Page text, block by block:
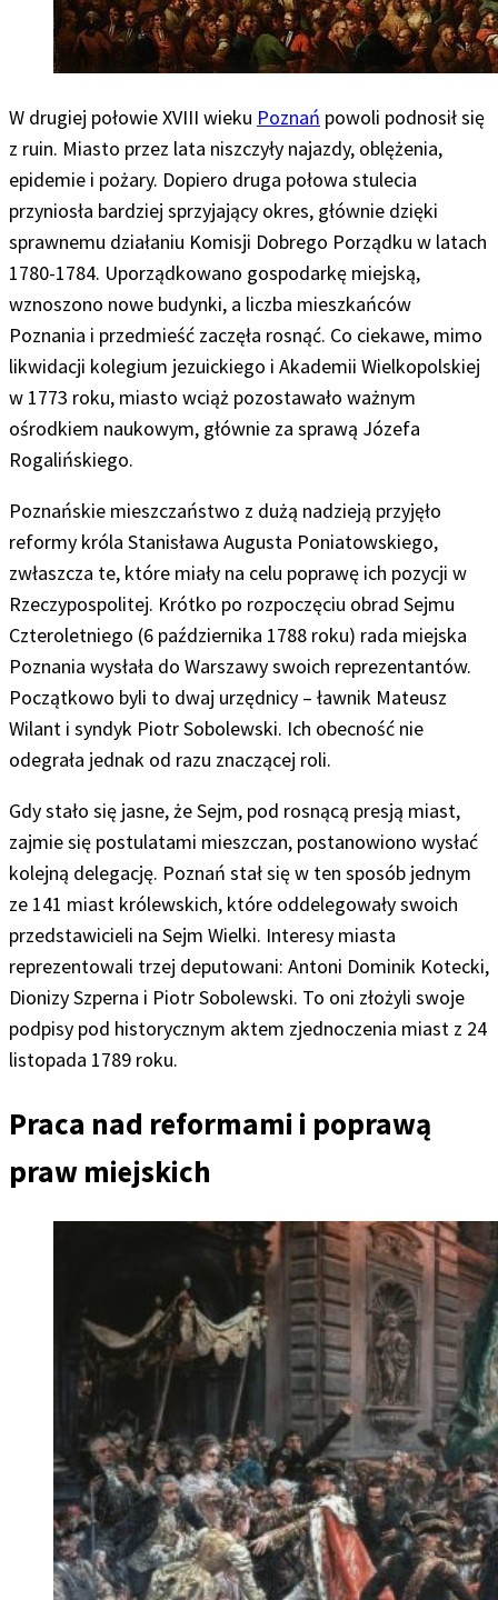
W drugiej połowie XVIII wieku Poznań powoli podnosił się
z ruin. Miasto przez lata niszczyły najazdy, oblężenia,
epidemie i pożary. Dopiero druga połowa stulecia
przyniosła bardziej sprzyjający okres, głównie dzięki
sprawnemu działaniu Komisji Dobrego Porządku w latach
1780-1784. Uporządkowano gospodarkę miejską,
wznoszono nowe budynki, a liczba mieszkańców
Poznania i przedmieść zaczęła rosnąć. Co ciekawe, mimo
likwidacji kolegium jezuickiego i Akademii Wielkopolskiej
w 1773 roku, miasto wciąż pozostawało ważnym
ośrodkiem naukowym, głównie za sprawą Józefa
Rogalińskiego.
Poznańskie mieszczaństwo z dużą nadzieją przyjęło
reformy króla Stanisława Augusta Poniatowskiego,
zwłaszcza te, które miały na celu poprawę ich pozycji w
Rzeczypospolitej. Krótko po rozpoczęciu obrad Sejmu
Czteroletniego (6 października 1788 roku) rada miejska
Poznania wysłała do Warszawy swoich reprezentantów.
Początkowo byli to dwaj urzędnicy – ławnik Mateusz
Wilant i syndyk Piotr Sobolewski. Ich obecność nie
odegrała jednak od razu znaczącej roli.
Gdy stało się jasne, że Sejm, pod rosnącą presją miast,
zajmie się postulatami mieszczan, postanowiono wysłać
kolejną delegację. Poznań stał się w ten sposób jednym
ze 141 miast królewskich, które oddelegowały swoich
przedstawicieli na Sejm Wielki. Interesy miasta
reprezentowali trzej deputowani: Antoni Dominik Kotecki,
Dionizy Szperna i Piotr Sobolewski. To oni złożyli swoje
podpisy pod historycznym aktem zjednoczenia miast z 24
listopada 1789 roku.
Praca nad reformami i poprawą
praw miejskich